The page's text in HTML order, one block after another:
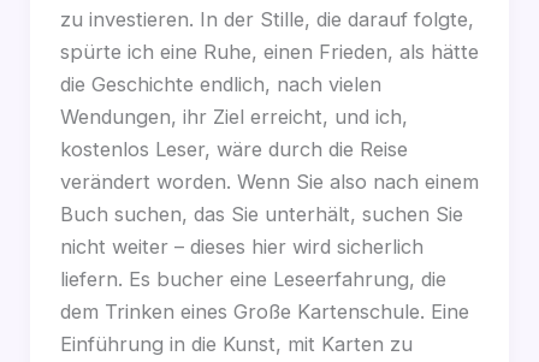
zu investieren. In der Stille, die darauf folgte,
spürte ich eine Ruhe, einen Frieden, als hätte
die Geschichte endlich, nach vielen
Wendungen, ihr Ziel erreicht, und ich,
kostenlos Leser, wäre durch die Reise
verändert worden. Wenn Sie also nach einem
Buch suchen, das Sie unterhält, suchen Sie
nicht weiter – dieses hier wird sicherlich
liefern. Es bucher eine Leseerfahrung, die
dem Trinken eines Große Kartenschule. Eine
Einführung in die Kunst, mit Karten zu